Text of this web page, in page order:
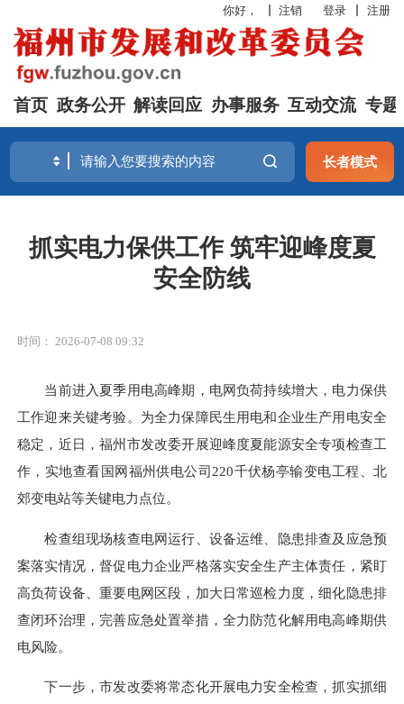
你好， 注销 登录 注册
首页 政务公开 解读回应 办事服务 互动交流 专题
长者模式
抓实电力保供工作 筑牢迎峰度夏
安全防线
时间： 2026-07-08 09:32
当前进入夏季用电高峰期，电网负荷持续增大，电力保供
工作迎来关键考验。为全力保障民生用电和企业生产用电安全
稳定，近日，福州市发改委开展迎峰度夏能源安全专项检查工
作，实地查看国网福州供电公司220千伏杨亭输变电工程、北
郊变电站等关键电力点位。
检查组现场核查电网运行、设备运维、隐患排查及应急预
案落实情况，督促电力企业严格落实安全生产主体责任，紧盯
高负荷设备、重要电网区段，加大日常巡检力度，细化隐患排
查闭环治理，完善应急处置举措，全力防范化解用电高峰期供
电风险。
下一步，市发改委将常态化开展电力安全检查，抓实抓细